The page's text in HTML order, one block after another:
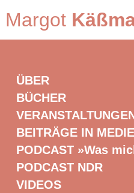
Margot
ÜBER
BÜCHER
BEITRÄGE IN
PODCAST »Was
PODCAST NDR
VIDEOS